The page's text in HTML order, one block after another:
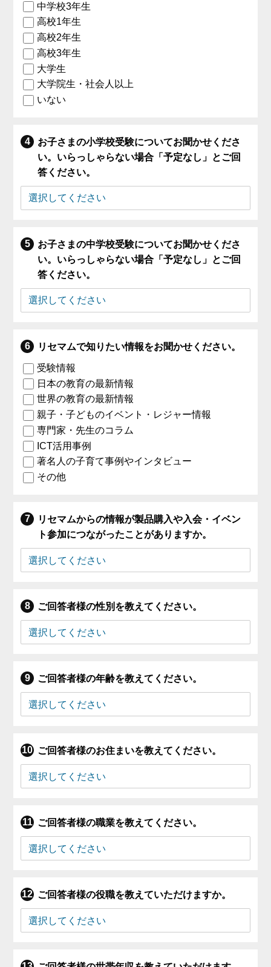
中学校3年生
高校1年生
高校2年生
高校3年生
大学生
大学院生・社会人以上
いない
お子さまの小学校受験についてお聞かせくださ
い。いらっしゃらない場合「予定なし」とご回
答ください。
お子さまの中学校受験についてお聞かせくださ
い。いらっしゃらない場合「予定なし」とご回
答ください。
リセマムで知りたい情報をお聞かせください。
受験情報
日本の教育の最新情報
世界の教育の最新情報
親子・子どものイベント・レジャー情報
専門家・先生のコラム
ICT活用事例
著名人の子育て事例やインタビュー
その他
リセマムからの情報が製品購入や入会・イベン
ト参加につながったことがありますか。
ご回答者様の性別を教えてください。
ご回答者様の年齢を教えてください。
ご回答者様のお住まいを教えてください。
ご回答者様の職業を教えてください。
ご回答者様の役職を教えていただけますか。